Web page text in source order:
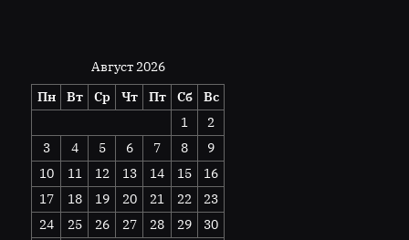
Август 2026
Пн
Вт Ср Чт Пт Сб
Вс
1
2
3
4 5 6 7 8
9
10
11 12 13 14 15
16
17
18 19 20 21 22
23
24
25 26 27 28 29
30